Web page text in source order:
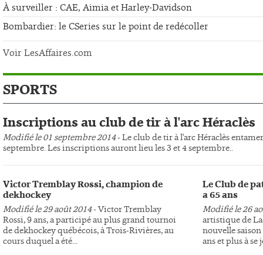
À surveiller : CAE, Aimia et Harley-Davidson
Bombardier: le CSeries sur le point de redécoller
Voir LesAffaires.com
SPORTS
Inscriptions au club de tir à l'arc Héraclès
Modifié le 01 septembre 2014- Le club de tir à l'arc Héraclès
septembre. Les inscriptions auront lieu les 3 et 4 septembre..
Victor Tremblay Rossi, champion de
dekhockey
Modifié le 29 août 2014- Victor Tremblay
Rossi, 9 ans, a participé au plus grand tournoi
de dekhockey québécois, à Trois-Rivières, au
cours duquel a été...
Le Club de
a 65 ans
Modifié le 26
artistique de
nouvelle
ans et plus à se